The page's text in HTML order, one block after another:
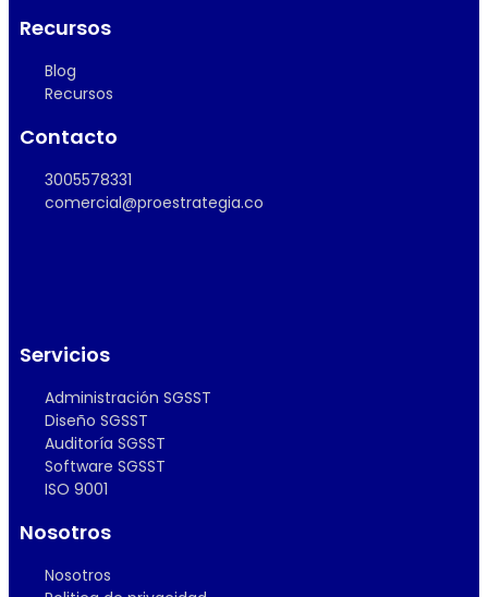
Recursos
Blog
Recursos
Contacto
3005578331
comercial@proestrategia.co
Servicios
Administración SGSST
Diseño SGSST
Auditoría SGSST
Software SGSST
ISO 9001
Nosotros
Nosotros